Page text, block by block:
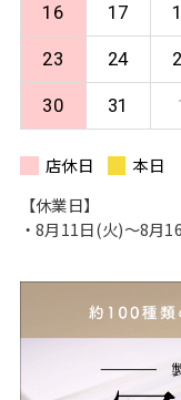
16 17
23 24
30 31
店休日
本日
【休業日】
・8月11日(火)〜8月